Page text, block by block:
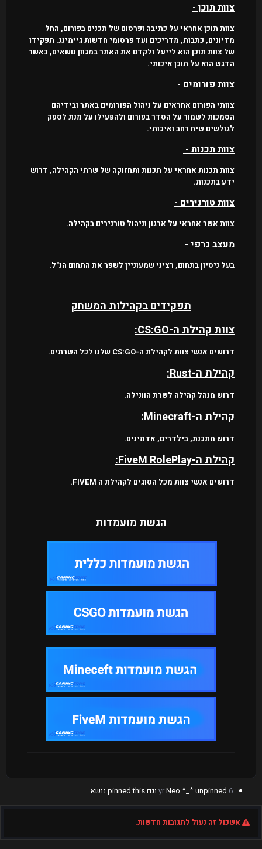
צוות תוכן -
צוות תוכן אחראי על כתיבה ופרסום של תכנים בפורום, החל
מדיונים, כתבות, מדריכים ועד פרסומי חדשות גיימינג. תפקידו
של צוות תוכן הוא לייעל ולקדם את האתר במגוון נושאים, כאשר
הדגש הוא על תוכן איכותי.
צוות פורומים -
צוותי הפורום אחראים על ניהול הפורומים באתר ובידיהם
הסמכות לשמור על הסדר בפורום ולהפעילו על מנת לספק
לגולשים שיח רחב ואיכותי.
צוות תכנות -
צוות תכנות אחראי על תכנות ותחזוקה של שרתי הקהילה, דרוש
ידע בתכנות.
צוות טורנירים -
צוות אשר אחראי על ארגון וניהול טורנירים בקהילה.
מעצב גרפי -
בעל ניסיון בתחום, רציני שמעוניין לשפר את התחום הנ"ל.
תפקידים בקהילות המשחק
צוות קהילת ה-CS:GO:
דרושים אנשי צוות לקהילת ה-CS:GO שלנו לכל השרתים.
קהילת ה-Rust:
דרוש מנהל קהילה לשרת הוונילה.
קהילת ה-Minecraft:
דרוש מתכנת, בילדרים, אדמינים.
קהילת ה-FiveM RolePlay:
דרושים אנשי צוות מכל הסוגים לקהילת ה FIVEM.
הגשת מועמדות
6 yr
Neo ^_^ unpinned וגם pinned this נושא
אשכול זה נעול לתגובות חדשות.